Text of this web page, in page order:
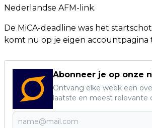
Nederlandse AFM-link.
De MiCA-deadline was het
komt nu op je eigen accountpagina
Abonneer je op onze
Ontvang elke week een
laatste en meest relevante